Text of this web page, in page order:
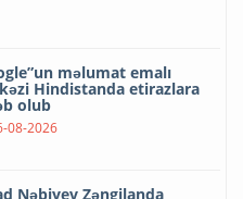
məlumat emalı
Hindistanda etirazlara
olub
08-2026
Nəbiyev Zəngilanda